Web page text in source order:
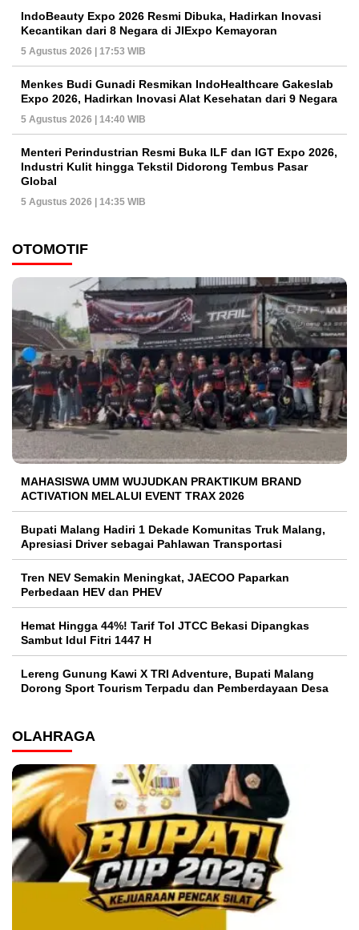
IndoBeauty Expo 2026 Resmi Dibuka, Hadirkan Inovasi
Kecantikan dari 8 Negara di JIExpo Kemayoran
5 Agustus 2026 | 17:53 WIB
Menkes Budi Gunadi Resmikan IndoHealthcare Gakeslab
Expo 2026, Hadirkan Inovasi Alat Kesehatan dari 9 Negara
5 Agustus 2026 | 14:40 WIB
Menteri Perindustrian Resmi Buka ILF dan IGT Expo 2026,
Industri Kulit hingga Tekstil Didorong Tembus Pasar
Global
5 Agustus 2026 | 14:35 WIB
OTOMOTIF
MAHASISWA UMM WUJUDKAN PRAKTIKUM BRAND
ACTIVATION MELALUI EVENT TRAX 2026
Bupati Malang Hadiri 1 Dekade Komunitas Truk Malang,
Apresiasi Driver sebagai Pahlawan Transportasi
Tren NEV Semakin Meningkat, JAECOO Paparkan
Perbedaan HEV dan PHEV
Hemat Hingga 44%! Tarif Tol JTCC Bekasi Dipangkas
Sambut Idul Fitri 1447 H
Lereng Gunung Kawi X TRI Adventure, Bupati Malang
Dorong Sport Tourism Terpadu dan Pemberdayaan Desa
OLAHRAGA